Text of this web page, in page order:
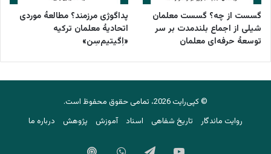
گسست از چه؟ گسست معلمان
شیلی از اجماع بلندمدت بر سر
توسعۀ حرفه‌ای معلمان
پداگوژی مرزمند؟ مطالعۀ موردی
اتحادیۀ معلمان ترکیه
«اِگیتیم‌سِن»
© کپی‌رایت 2026، تمامی حقوق محفوظ است.
روایت ماندگار
تاریخ شفاهی اسناد آموزش پژوهش درباره ما